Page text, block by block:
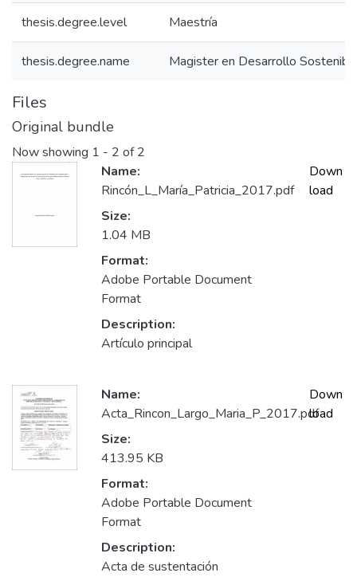
thesis.degree.level Maestría
thesis.degree.name Magister en Desarrollo
Files
Original bundle
Now showing 1 - 2 of 2
Name:
Rincón_L_María_Patricia_2017.pdf
Size:
1.04 MB
Format:
Adobe Portable Document
Format
Description:
Artículo principal
Down
load
Name:
Acta_Rincon_Largo_Maria_P_2017.pdf
Size:
413.95 KB
Format:
Adobe Portable Document
Format
Description:
Acta de sustentación
Down
load